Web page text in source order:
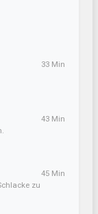
33 Min
43 Min
zu
45 Min